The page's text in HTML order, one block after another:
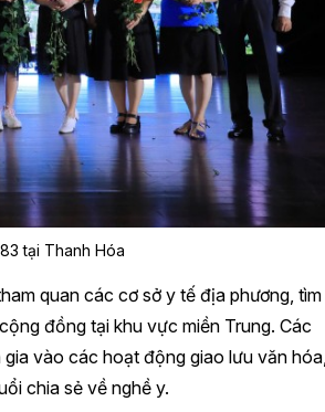
tại Thanh Hóa
quan các cơ sở y tế địa phương, tìm
đồng tại khu vực miền Trung. Các
vào các hoạt động giao lưu văn hóa,
chia sẻ về nghề y.